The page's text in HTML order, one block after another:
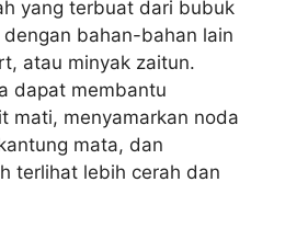
yang terbuat dari bubuk
bahan-bahan lain
atau minyak zaitun.
dapat membantu
mati, menyamarkan noda
mata, dan
terlihat lebih cerah dan